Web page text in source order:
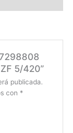
5/420”
publicada.
con *